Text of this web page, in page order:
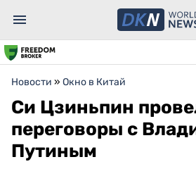
Новости » Окно в Китай
Си Цзиньпин
переговоры с
Путиным